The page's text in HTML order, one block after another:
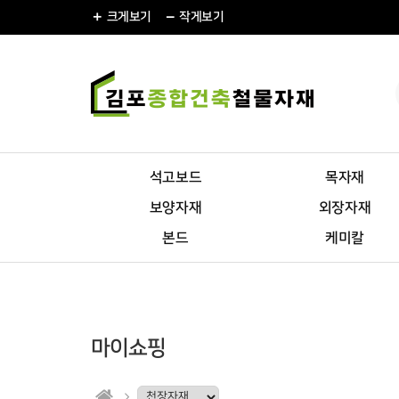
크게 보기 작게보기
석고보드
목자재
보양자재
외장자재
본드
케미칼
마이쇼핑